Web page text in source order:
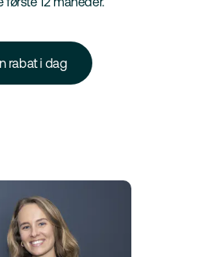
rabat i dag